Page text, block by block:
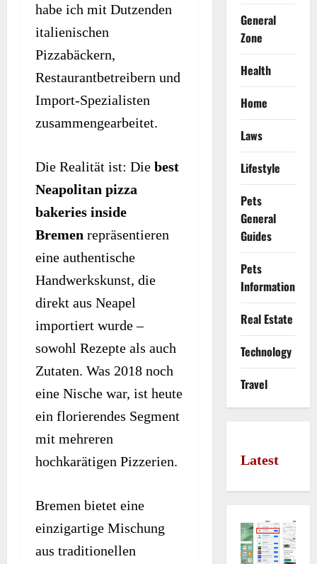
habe ich mit Dutzenden
italienischen
Pizzabäckern,
Restaurantbetreibern und
Import-Spezialisten
zusammengearbeitet.
Die Realität ist: Die best
Neapolitan pizza
bakeries inside
Bremen repräsentieren
eine authentische
Handwerkskunst, die
direkt aus Neapel
importiert wurde –
sowohl Rezepte als auch
Zutaten. Was 2018 noch
eine Nische war, ist heute
ein florierendes Segment
mit mehreren
hochkarätigen Pizzerien.
Bremen bietet eine
einzigartige Mischung
aus traditionellen
General
Zone
Health
Home
Laws
Lifestyle
Pets
General
Guides
Pets
Information
Real Estate
Technology
Travel
Latest